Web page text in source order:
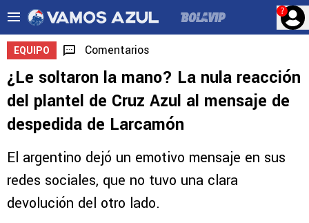
?
EQUIPO Comentarios
¿Le soltaron la mano? La nula reacción
del plantel de Cruz Azul al mensaje de
despedida de Larcamón
El argentino dejó un emotivo mensaje en sus
redes sociales, que no tuvo una clara
devolución del otro lado.